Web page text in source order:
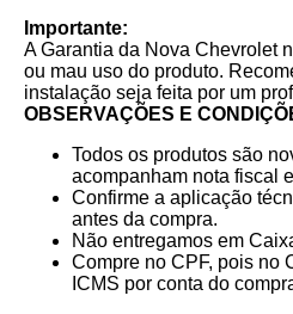
Importante:
A Garantia da Nova Chevrolet
ou mau uso do produto.
instalação seja feita por um
OBSERVAÇÕES E
Todos os produtos são
acompanham nota fiscal
Confirme a aplicação
antes da compra.
Não entregamos em
Compre no CPF, pois no
ICMS por conta do